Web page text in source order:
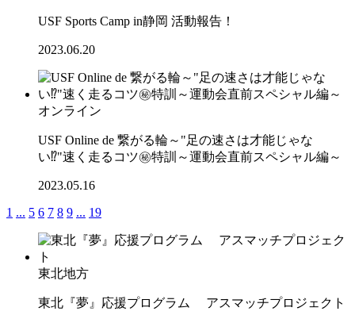
USF Sports Camp in静岡 活動報告！
2023.06.20
オンライン
USF Online de 繋がる輪～"足の速さは才能じゃな
い⁉"速く走るコツ㊙特訓～運動会直前スペシャル編～
2023.05.16
1 ... 5 6 7 8 9 ... 19
東北地方
東北『夢』応援プログラム アスマッチプロジェクト